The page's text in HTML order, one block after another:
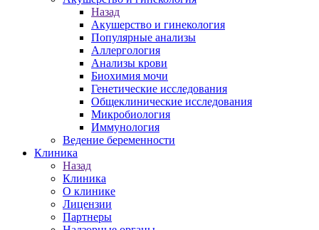
Назад
Акушерство и гинекология
Популярные анализы
Аллергология
Анализы крови
Биохимия мочи
Генетические исследования
Общеклинические исследования
Микробиология
Иммунология
Ведение беременности
Клиника
Назад
Клиника
О клинике
Лицензии
Партнеры